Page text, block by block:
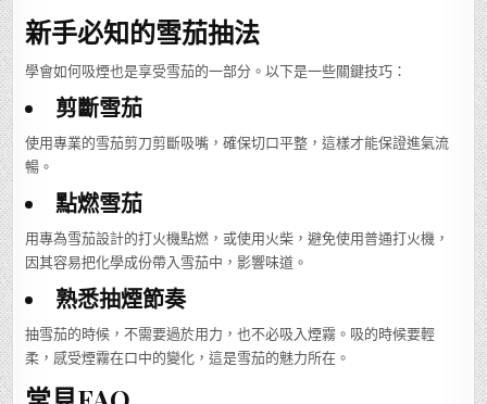
新手必知的雪茄抽法
學會如何吸煙也是享受雪茄的一部分。以下是一些關鍵技巧：
剪斷雪茄
使用專業的雪茄剪刀剪斷吸嘴，確保切口平整，這樣才能保證進氣流
暢。
點燃雪茄
用專為雪茄設計的打火機點燃，或使用火柴，避免使用普通打火機，
因其容易把化學成份帶入雪茄中，影響味道。
熟悉抽煙節奏
抽雪茄的時候，不需要過於用力，也不必吸入煙霧。吸的時候要輕
柔，感受煙霧在口中的變化，這是雪茄的魅力所在。